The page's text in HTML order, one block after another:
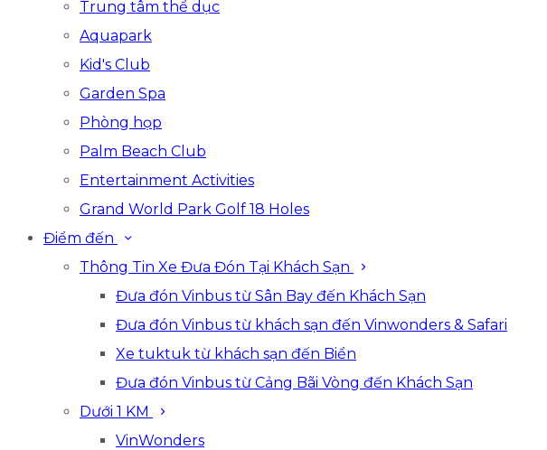
Trung tâm thể dục
Aquapark
Kid's Club
Garden Spa
Phòng họp
Palm Beach Club
Entertainment Activities
Grand World Park Golf 18 Holes
Điểm đến
Thông Tin Xe Đưa Đón Tại Khách Sạn
Đưa đón Vinbus từ Sân Bay đến Khách Sạn
Đưa đón Vinbus từ khách sạn đến Vinwonders & Safari
Xe tuktuk từ khách sạn đến Biển
Đưa đón Vinbus từ Cảng Bãi Vòng đến Khách Sạn
Dưới 1 KM
VinWonders